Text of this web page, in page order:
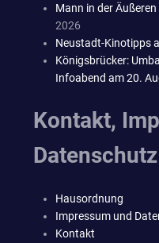
Mann in der
2026
Neustadt-Kinotipps
Königsbrücker:
Infoabend am 20.
Kontakt,
Datenschutz
Hausordnung
Impressum und
Kontakt